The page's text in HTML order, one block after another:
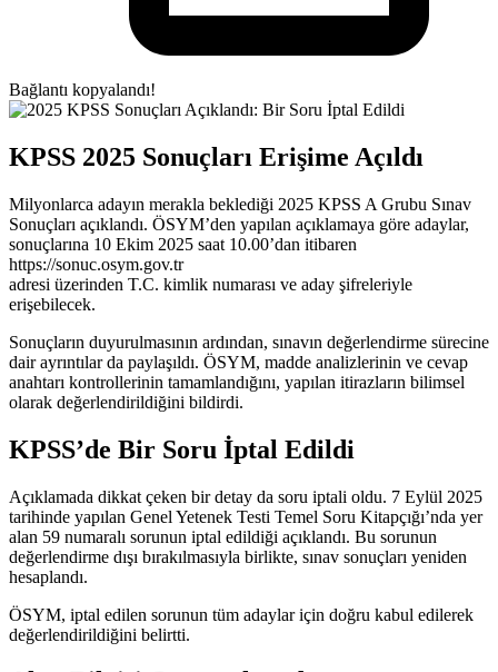
Bağlantı kopyalandı!
KPSS 2025 Sonuçları Erişime Açıldı
Milyonlarca adayın merakla beklediği 2025 KPSS A Grubu Sınav
Sonuçları açıklandı. ÖSYM’den yapılan açıklamaya göre adaylar,
sonuçlarına 10 Ekim 2025 saat 10.00’dan itibaren
https://sonuc.osym.gov.tr
adresi üzerinden T.C. kimlik numarası ve aday şifreleriyle
erişebilecek.
Sonuçların duyurulmasının ardından, sınavın değerlendirme sürecine
dair ayrıntılar da paylaşıldı. ÖSYM, madde analizlerinin ve cevap
anahtarı kontrollerinin tamamlandığını, yapılan itirazların bilimsel
olarak değerlendirildiğini bildirdi.
KPSS’de Bir Soru İptal Edildi
Açıklamada dikkat çeken bir detay da soru iptali oldu. 7 Eylül 2025
tarihinde yapılan Genel Yetenek Testi Temel Soru Kitapçığı’nda yer
alan 59 numaralı sorunun iptal edildiği açıklandı. Bu sorunun
değerlendirme dışı bırakılmasıyla birlikte, sınav sonuçları yeniden
hesaplandı.
ÖSYM, iptal edilen sorunun tüm adaylar için doğru kabul edilerek
değerlendirildiğini belirtti.